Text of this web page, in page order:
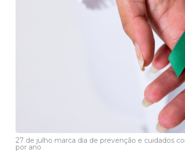
27 de julho marca dia de prevenção e cuidados
por ano